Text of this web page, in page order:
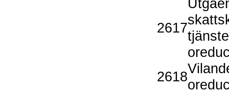
2617
2618